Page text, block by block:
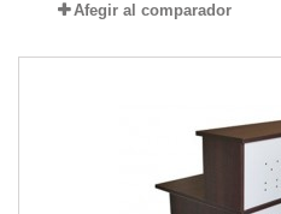
Afegir al comparador